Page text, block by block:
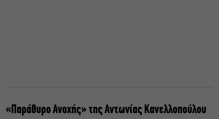
«Παράθυρο Ανοχής» της Αντωνίας Κανελλοπούλου